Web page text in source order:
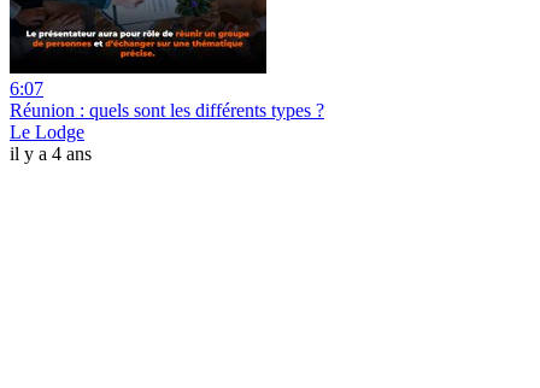
6:07
Réunion : quels sont les différents types ?
Le Lodge
il y a 4 ans